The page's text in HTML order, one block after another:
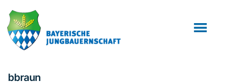
Inhalt
springen
Fußzeile
springen
bbraun